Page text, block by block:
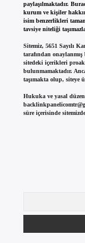
paylaşılmaktadır.
kurum ve kişiler
isim benzerlikleri
tavsiye niteliği
Sitemiz, 5651 Sayılı
tarafından
sitedeki içerikleri
bulunmamaktadır.
taşımakta olup, siteye
Hukuka ve yasal
süre içerisinde